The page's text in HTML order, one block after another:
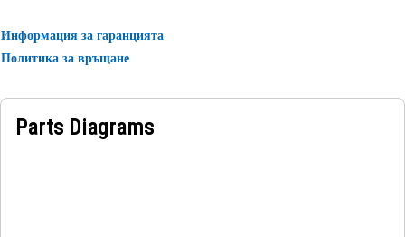
Информация за гаранцията
Политика за връщане
Parts Diagrams